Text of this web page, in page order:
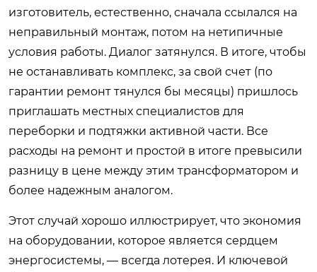
изготовитель, естественно, сначала ссылался на
неправильный монтаж, потом на нетипичные
условия работы. Диалог затянулся. В итоге, чтобы
не останавливать комплекс, за свой счет (по
гарантии ремонт тянулся бы месяцы) пришлось
приглашать местных специалистов для
переборки и подтяжки активной части. Все
расходы на ремонт и простой в итоге превысили
разницу в цене между этим трансформатором и
более надежным аналогом.
Этот случай хорошо иллюстрирует, что экономия
на оборудовании, которое является сердцем
энергосистемы, — всегда лотерея. И ключевой